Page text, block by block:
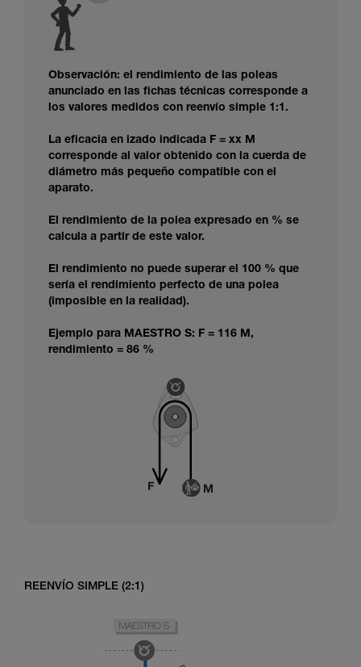
Observación: el rendimiento de las poleas
anunciado en las fichas técnicas corresponde a
los valores medidos con reenvío simple 1:1.
La eficacia en izado indicada F = xx M
corresponde al valor obtenido con la cuerda de
diámetro más pequeño compatible con el
aparato.
El rendimiento de la polea expresado en % se
calcula a partir de este valor.
El rendimiento no puede superar el 100 % que
sería el rendimiento perfecto de una polea
(imposible en la realidad).
Ejemplo para MAESTRO S: F = 116 M,
rendimiento = 86 %
REENVÍO SIMPLE (2:1)